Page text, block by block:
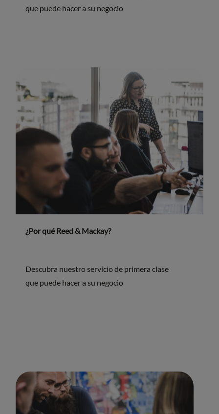
que puede hacer a su negocio
¿Por qué Reed & Mackay?
Descubra nuestro servicio de primera clase
que puede hacer a su negocio